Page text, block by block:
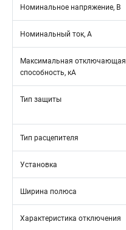
Номинальное напряжение, В
Номинальный ток, А
Максимальная отключающая
способность, кА
Тип защиты
Тип расцепителя
Установка
Ширина полюса
Характеристика отключения